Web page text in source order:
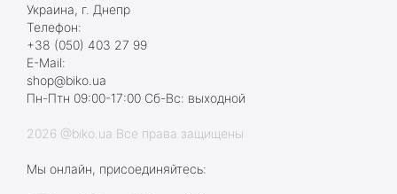
Украина, г. Днепр
Телефон:
+38 (050) 403 27 99
E-Mail:
shop@biko.ua
Пн-Птн 09:00-17:00 Сб-Вс: выходной
2026 @biko.ua Все права защищены
Мы онлайн, присоединяйтесь: